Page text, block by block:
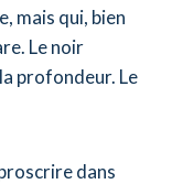
mais qui, bien
Le noir
profondeur. Le
dans